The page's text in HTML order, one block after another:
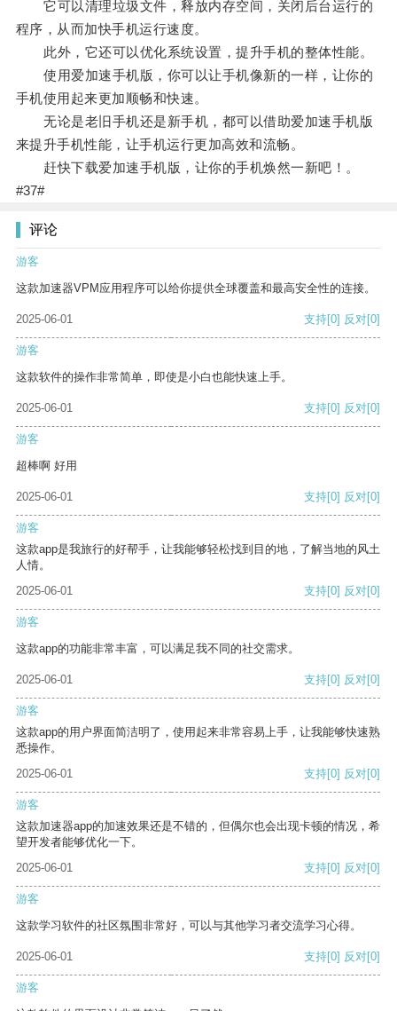
它可以清理垃圾文件，释放内存空间，关闭后台运行的
程序，从而加快手机运行速度。
此外，它还可以优化系统设置，提升手机的整体性能。
使用爱加速手机版，你可以让手机像新的一样，让你的
手机使用起来更加顺畅和快速。
无论是老旧手机还是新手机，都可以借助爱加速手机版
来提升手机性能，让手机运行更加高效和流畅。
赶快下载爱加速手机版，让你的手机焕然一新吧！。
#37#
评论
游客
这款加速器VPM应用程序可以给你提供全球覆盖和最高安全性的连接。
2025-06-01 支持[0] 反对[0]
游客
这款软件的操作非常简单，即使是小白也能快速上手。
2025-06-01 支持[0] 反对[0]
游客
超棒啊 好用
2025-06-01 支持[0] 反对[0]
游客
这款app是我旅行的好帮手，让我能够轻松找到目的地，了解当地的风土
人情。
2025-06-01
支持[0] 反对[0]
游客
这款app的功能非常丰富，可以满足我不同的社交需求。
2025-06-01 支持[0] 反对[0]
游客
这款app的用户界面简洁明了，使用起来非常容易上手，让我能够快速熟
悉操作。
2025-06-01
支持[0] 反对[0]
游客
这款加速器app的加速效果还是不错的，但偶尔也会出现卡顿的情况，希
望开发者能够优化一下。
2025-06-01
支持[0] 反对[0]
游客
这款学习软件的社区氛围非常好，可以与其他学习者交流学习心得。
2025-06-01 支持[0] 反对[0]
游客